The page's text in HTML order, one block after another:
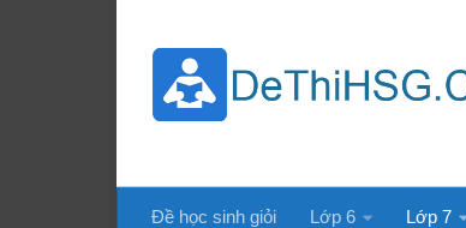
Đề học sinh giỏi Lớp 6 Lớp 7